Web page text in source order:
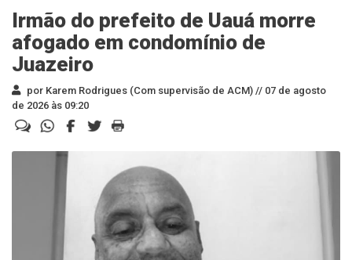
Irmão do prefeito de Uauá morre
afogado em condomínio de
Juazeiro
por Karem Rodrigues (Com supervisão de ACM) // 07 de agosto
de 2026 às 09:20